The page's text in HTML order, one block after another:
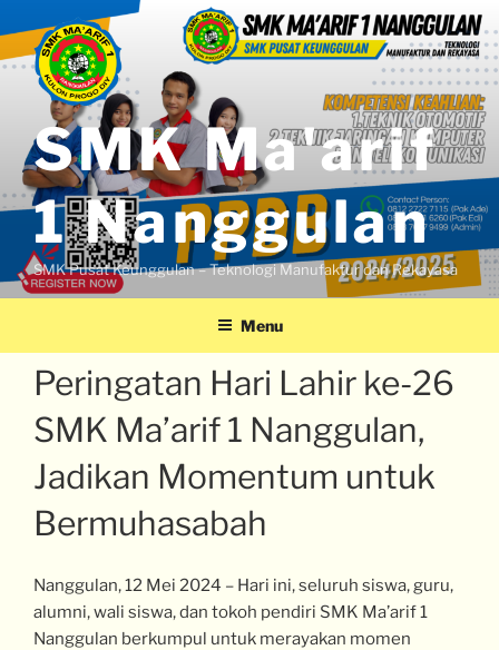
SMK Ma'arif
1 Nanggulan
SMK Pusat Keunggulan – Teknologi Manufaktur dan Rekayasa
Menu
Peringatan Hari Lahir ke-26
SMK Ma’arif 1 Nanggulan,
Jadikan Momentum untuk
Bermuhasabah
Nanggulan, 12 Mei 2024 – Hari ini, seluruh siswa, guru,
alumni, wali siswa, dan tokoh pendiri SMK Ma’arif 1
Nanggulan berkumpul untuk merayakan momen